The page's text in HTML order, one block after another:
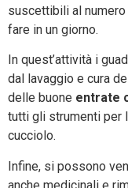
suscettibili al
fare in un giorno.
In quest’attività i
dal lavaggio e cura
delle buone entrate
tutti gli strumenti per
cucciolo.
Infine, si possono